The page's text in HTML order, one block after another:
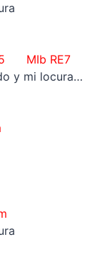
MIb RE7
y mi locura…